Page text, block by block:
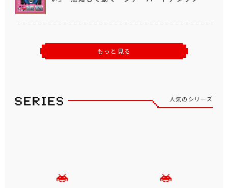
もっと見る
人気のシリーズ